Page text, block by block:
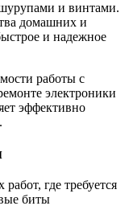
и винтами.
домашних и
и надежное
работы с
электроники
эффективно
где требуется
биты